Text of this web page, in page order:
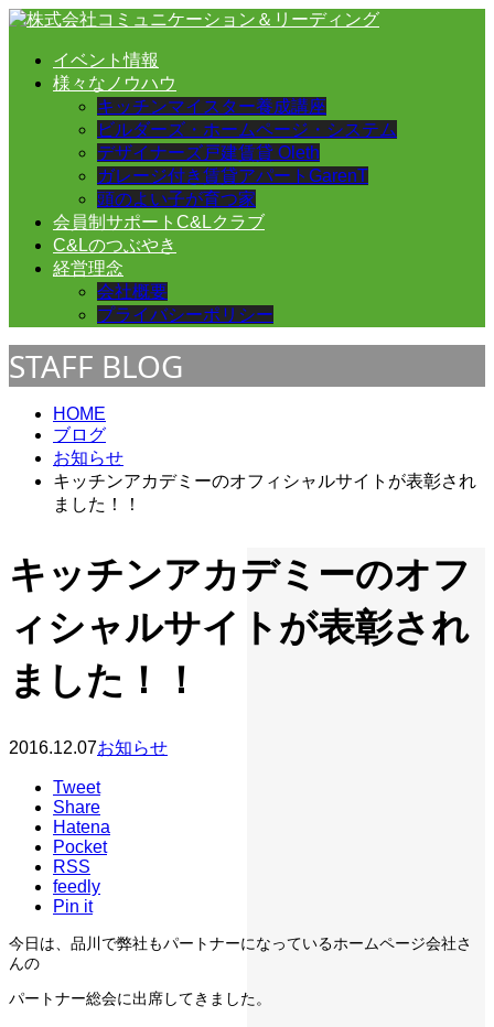
イベント情報
様々なノウハウ
キッチンマイスター養成講座
ビルダーズ・ホームページ・システム
デザイナーズ戸建賃貸 Oleth
ガレージ付き賃貸アパートGarenT
頭のよい子が育つ家
会員制サポートC&Lクラブ
C&Lのつぶやき
経営理念
会社概要
プライバシーポリシー
STAFF BLOG
HOME
ブログ
お知らせ
キッチンアカデミーのオフィシャルサイトが表彰され
ました！！
キッチンアカデミーのオフ
ィシャルサイトが表彰され
ました！！
2016.12.07お知らせ
Tweet
Share
Hatena
Pocket
RSS
feedly
Pin it
今日は、品川で弊社もパートナーになっているホームページ会社さ
んの
パートナー総会に出席してきました。